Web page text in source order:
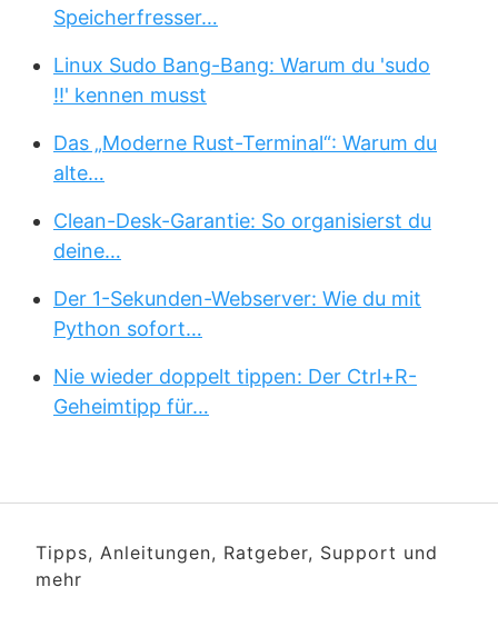
Speicherfresser…
Linux Sudo Bang-Bang: Warum du 'sudo
!!' kennen musst
Das „Moderne Rust-Terminal“: Warum du
alte…
Clean-Desk-Garantie: So organisierst du
deine…
Der 1-Sekunden-Webserver: Wie du mit
Python sofort…
Nie wieder doppelt tippen: Der Ctrl+R-
Geheimtipp für…
Tipps, Anleitungen, Ratgeber, Support und
mehr